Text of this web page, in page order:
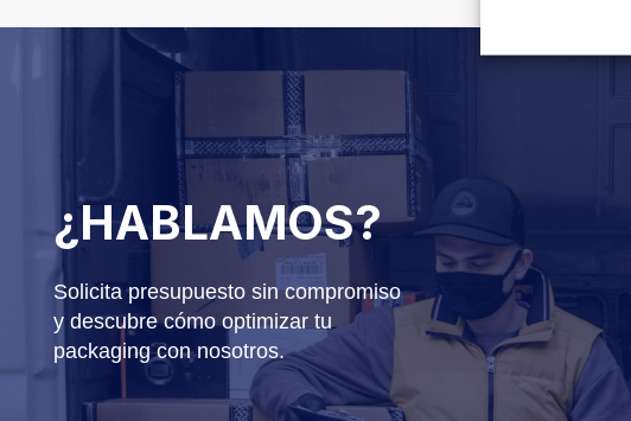
¿HABLAMOS?
Solicita presupuesto sin compromiso
y descubre cómo optimizar tu
packaging con nosotros.